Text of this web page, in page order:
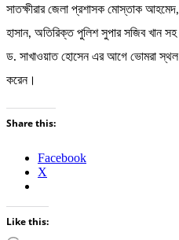
সাতক্ষীরার জেলা প্রশাসক মোস্তাক
হাসান, অতিরিক্ত পুলিশ সুপার সজিব খান
ড. সাখাওয়াত হোসেন এর আগে ভোমরা স্থল
করেন।
Share this:
Facebook
X
Like this: